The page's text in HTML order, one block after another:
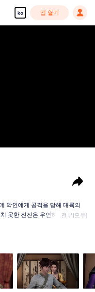
ko 앱 열기
악인에게 공격을 당해 대륙의
못한 진진은 우연히 신비한 고
를 지키는 큰 임무를 짊어지고,
전부[모두]